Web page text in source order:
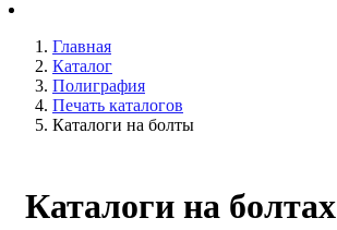
Главная
Каталог
Полиграфия
Печать каталогов
Каталоги на болты
Каталоги на болтах